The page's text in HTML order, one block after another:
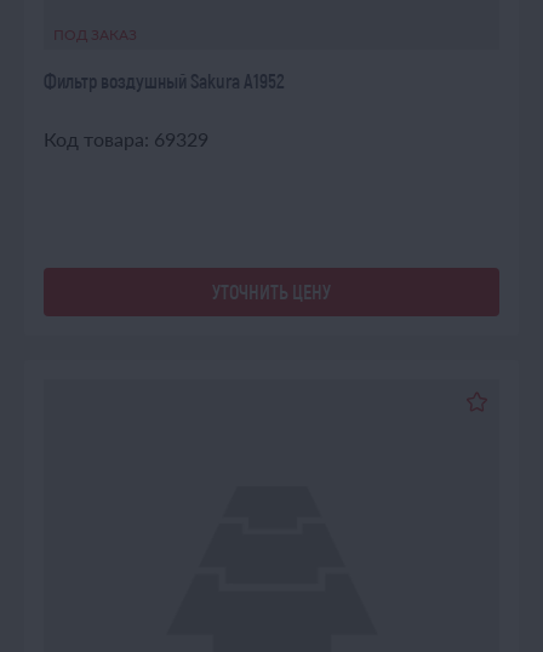
ПОД ЗАКАЗ
Фильтр воздушный Sakura A1952
Код товара: 69329
УТОЧНИТЬ ЦЕНУ